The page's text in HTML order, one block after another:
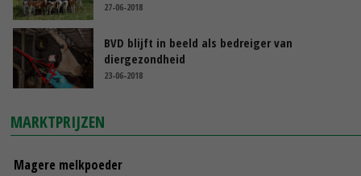
27-06-2018
BVD blijft in beeld als bedreiger van
diergezondheid
23-06-2018
MARKTPRIJZEN
Magere melkpoeder